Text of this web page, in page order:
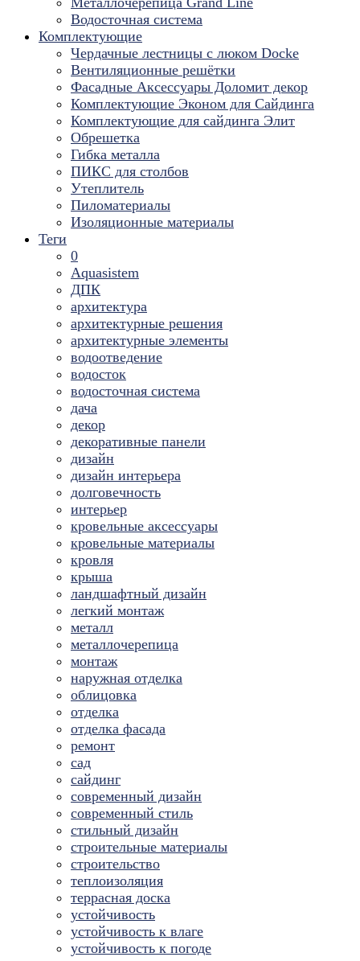
Водосточная система
Комплектующие
Чердачные лестницы с люком Docke
Вентиляционные решётки
Фасадные Аксессуары Доломит декор
Комплектующие Эконом для Сайдинга
Комплектующие для cайдинга Элит
Обрешетка
Гибка металла
ПИКС для столбов
Утеплитель
Пиломатериалы
Изоляционные материалы
Теги
0
Aquasistem
ДПК
архитектура
архитектурные решения
архитектурные элементы
водоотведение
водосток
водосточная система
дача
декор
декоративные панели
дизайн
дизайн интерьера
долговечность
интерьер
кровельные аксессуары
кровельные материалы
кровля
крыша
ландшафтный дизайн
легкий монтаж
металл
металлочерепица
монтаж
наружная отделка
облицовка
отделка
отделка фасада
ремонт
сад
сайдинг
современный дизайн
современный стиль
стильный дизайн
строительные материалы
строительство
теплоизоляция
террасная доска
устойчивость
устойчивость к влаге
устойчивость к погоде